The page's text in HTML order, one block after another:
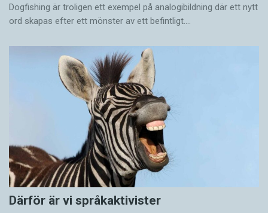
Dogfishing är troligen ett exempel på analogibildning där ett nytt
ord skapas efter ett mönster av ett befintligt.…
Därför är vi språkaktivister